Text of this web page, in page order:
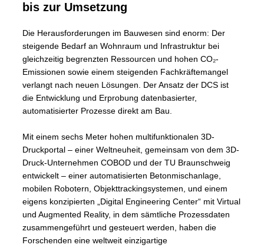
bis zur Umsetzung
Die Herausforderungen im Bauwesen sind enorm: Der
steigende Bedarf an Wohnraum und Infrastruktur bei
gleichzeitig begrenzten Ressourcen und hohen CO₂-
Emissionen sowie einem steigenden Fachkräftemangel
verlangt nach neuen Lösungen. Der Ansatz der DCS ist
die Entwicklung und Erprobung datenbasierter,
automatisierter Prozesse direkt am Bau.
Mit einem sechs Meter hohen multifunktionalen 3D-
Druckportal – einer Weltneuheit, gemeinsam von dem 3D-
Druck-Unternehmen COBOD und der TU Braunschweig
entwickelt – einer automatisierten Betonmischanlage,
mobilen Robotern, Objekttrackingsystemen, und einem
eigens konzipierten „Digital Engineering Center“ mit Virtual
und Augmented Reality, in dem sämtliche Prozessdaten
zusammengeführt und gesteuert werden, haben die
Forschenden eine weltweit einzigartige